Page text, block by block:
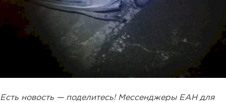
Есть новость — поделитесь! Мессенджеры ЕАН для